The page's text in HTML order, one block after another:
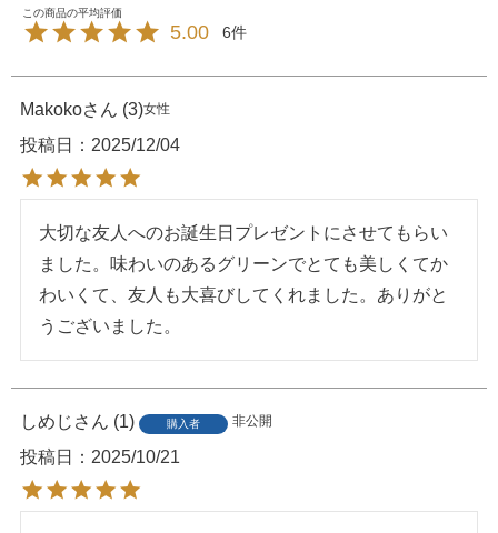
5.00 6
Makoko 3 女性
投稿日 2025/12/04
大切な友人へのお誕生日プレゼントにさせてもらい
ました。味わいのあるグリーンでとても美しくてか
わいくて、友人も大喜びしてくれました。ありがと
うございました。
しめじ 1 購入者 非公開
投稿日 2025/10/21